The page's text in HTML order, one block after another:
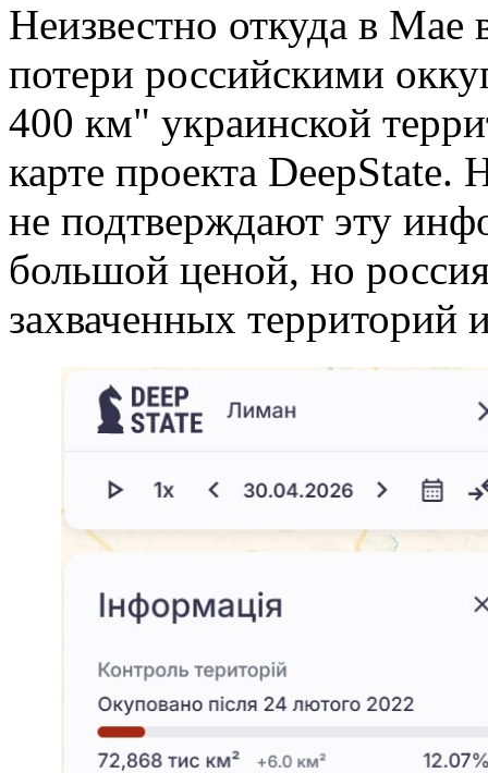
Неизвестно откуда в Мае
потери российскими
400 км" украинской
карте проекта DeepState.
не подтверждают эту
большой ценой, но
захваченных территорий